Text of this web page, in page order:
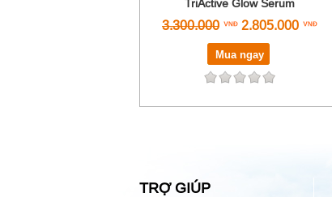
TriActive Glow Serum
3.300.000 2.805.000
Mua ngay
TRỢ GIÚP